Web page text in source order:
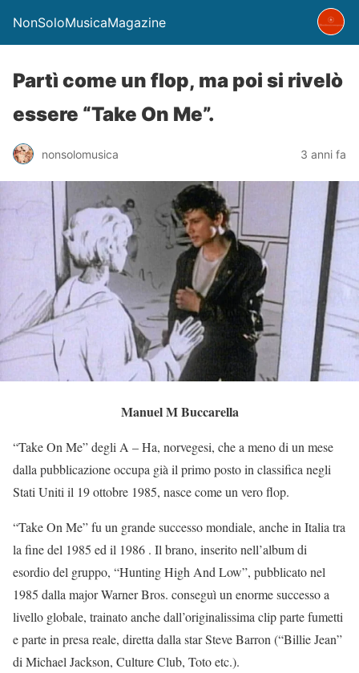
NonSoloMusicaMagazine
Partì come un flop, ma poi si rivelò
essere “Take On Me”.
nonsolomusica 3 anni fa
Manuel M Buccarella
“Take On Me” degli A – Ha, norvegesi, che a meno di un mese
dalla pubblicazione occupa già il primo posto in classifica negli
Stati Uniti il 19 ottobre 1985, nasce come un vero flop.
“Take On Me” fu un grande successo mondiale, anche in Italia tra
la fine del 1985 ed il 1986 . Il brano, inserito nell’album di
esordio del gruppo, “Hunting High And Low”, pubblicato nel
1985 dalla major Warner Bros. conseguì un enorme successo a
livello globale, trainato anche dall’originalissima clip parte fumetti
e parte in presa reale, diretta dalla star Steve Barron (“Billie Jean”
di Michael Jackson, Culture Club, Toto etc.).